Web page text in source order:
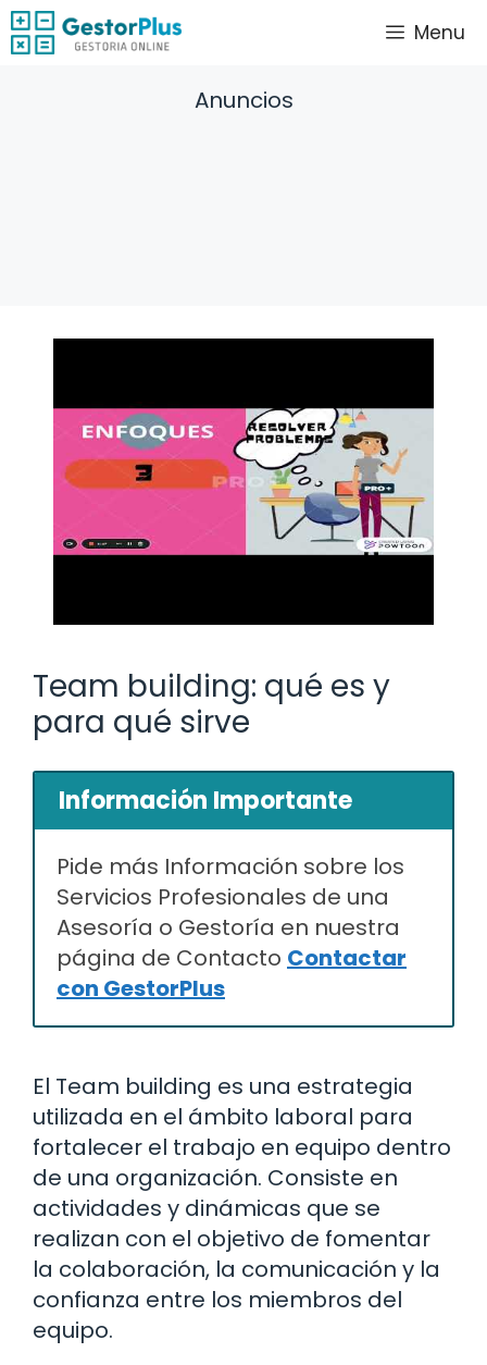
Saltar
al
Menu
Anuncios
Team building: qué es y
para qué sirve
Información Importante
Pide más Información sobre los
Servicios Profesionales de una
Asesoría o Gestoría en nuestra
página de Contacto Contactar
con GestorPlus
El Team building es una estrategia
utilizada en el ámbito laboral para
fortalecer el trabajo en equipo dentro
de una organización. Consiste en
actividades y dinámicas que se
realizan con el objetivo de fomentar
la colaboración, la comunicación y la
confianza entre los miembros del
equipo.